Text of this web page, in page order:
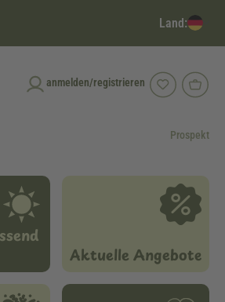
Land:
anmelden/registrieren
Prospekt
Aktuelle Angebote